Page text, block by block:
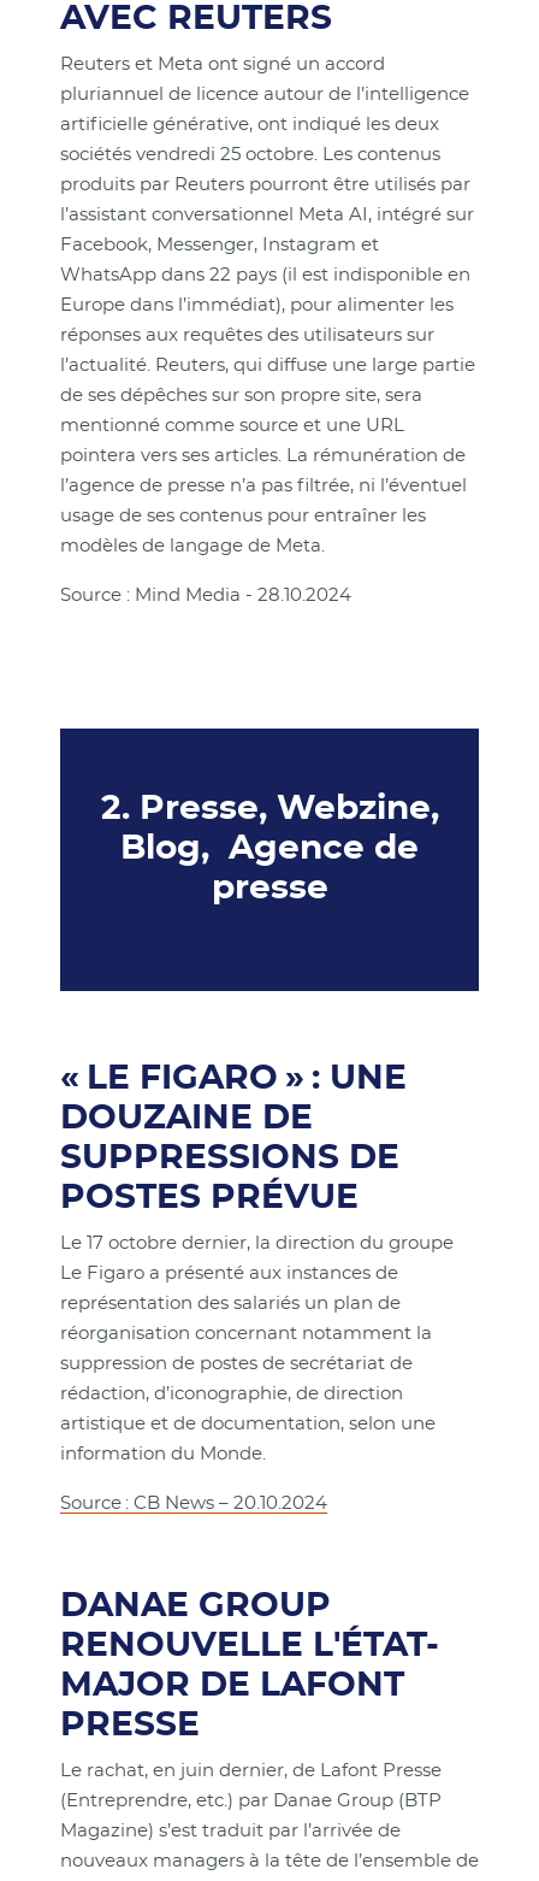
AVEC REUTERS
Reuters et Meta ont signé un accord
pluriannuel de licence autour de l’intelligence
artificielle générative, ont indiqué les deux
sociétés vendredi 25 octobre. Les contenus
produits par Reuters pourront être utilisés par
l’assistant conversationnel Meta AI, intégré sur
Facebook, Messenger, Instagram et
WhatsApp dans 22 pays (il est indisponible en
Europe dans l’immédiat), pour alimenter les
réponses aux requêtes des utilisateurs sur
l’actualité. Reuters, qui diffuse une large partie
de ses dépêches sur son propre site, sera
mentionné comme source et une URL
pointera vers ses articles. La rémunération de
l’agence de presse n’a pas filtrée, ni l’éventuel
usage de ses contenus pour entraîner les
modèles de langage de Meta.
Source : Mind Media - 28.10.2024
2. Presse, Webzine,
Blog, Agence de
presse
« LE FIGARO » : UNE
DOUZAINE DE
SUPPRESSIONS DE
POSTES PRÉVUE
Le 17 octobre dernier, la direction du groupe
Le Figaro a présenté aux instances de
représentation des salariés un plan de
réorganisation concernant notamment la
suppression de postes de secrétariat de
rédaction, d’iconographie, de direction
artistique et de documentation, selon une
information du Monde.
Source : CB News – 20.10.2024
DANAE GROUP
RENOUVELLE L'ÉTAT-
MAJOR DE LAFONT
PRESSE
Le rachat, en juin dernier, de Lafont Presse
(Entreprendre, etc.) par Danae Group (BTP
Magazine) s’est traduit par l’arrivée de
nouveaux managers à la tête de l’ensemble de